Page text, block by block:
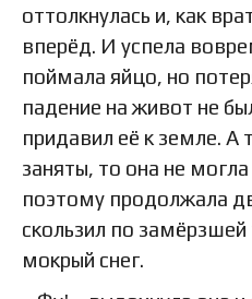
оттолкнулась и, как
вперёд. И успела
поймала яйцо, но
падение на живот не
придавил её к земле. А
заняты, то она не
поэтому продолжала
скользил по замёрзшей
мокрый снег.